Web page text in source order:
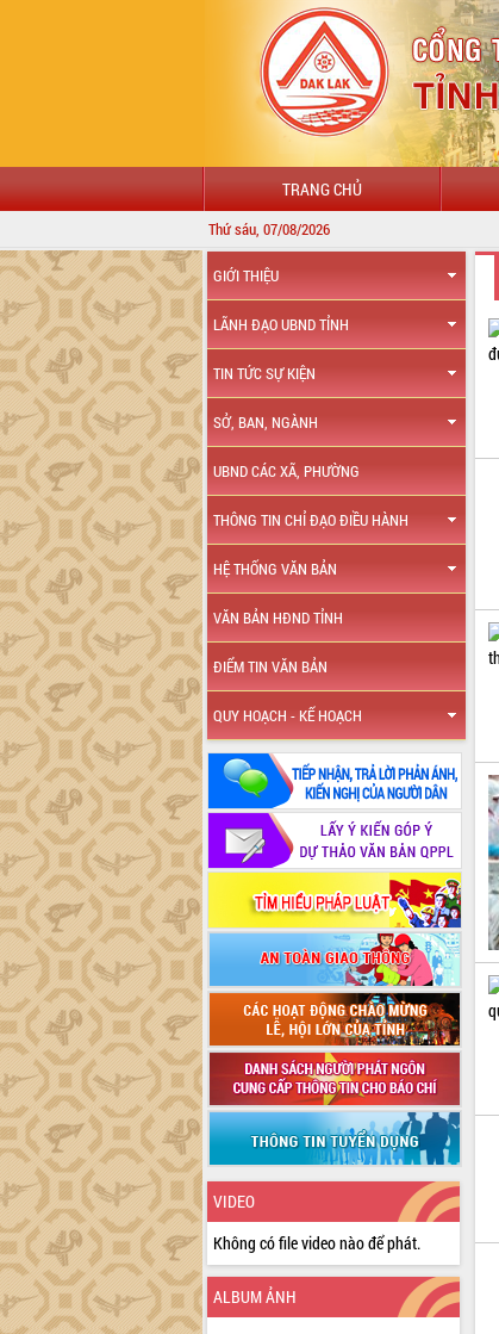
TRANG CHỦ
Thứ sáu, 07/08/2026
GIỚI THIỆU
LÃNH ĐẠO UBND TỈNH
TIN TỨC SỰ KIỆN
SỞ, BAN, NGÀNH
UBND CÁC XÃ, PHƯỜNG
THÔNG TIN CHỈ ĐẠO ĐIỀU HÀNH
HỆ THỐNG VĂN BẢN
VĂN BẢN HĐND TỈNH
ĐIỂM TIN VĂN BẢN
QUY HOẠCH - KẾ HOẠCH
VIDEO
Không có file video nào để phát.
ALBUM ẢNH